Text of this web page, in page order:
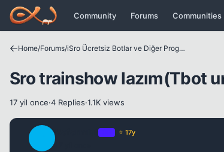
Icerige atla
Community Forums Communities
Home/Forums/ iSro Ücretsiz Botlar ve Diğer Programlar
Sro trainshow lazım(Tbot
17 yil once·4 Replies·1.1K views
⭐ 17y